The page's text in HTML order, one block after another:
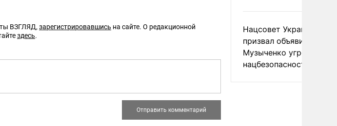
ВЗГЛЯД, зарегистрировавшись на сайте. О редакционной
здесь.
Нацсовет Украины по
призвал объявить
Музыченко угрозой
нацбезопасности